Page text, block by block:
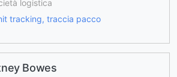
logistica
tracking, traccia pacco
Bowes